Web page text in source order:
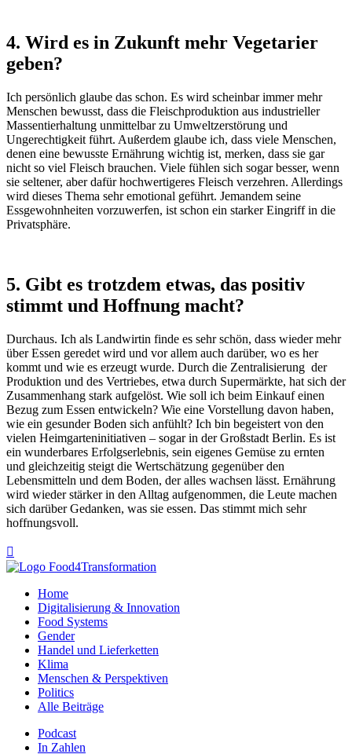
4. Wird es in Zukunft mehr Vegetarier
geben?
Ich persönlich glaube das schon. Es wird scheinbar immer mehr
Menschen bewusst, dass die Fleischproduktion aus industrieller
Massentierhaltung unmittelbar zu Umweltzerstörung und
Ungerechtigkeit führt. Außerdem glaube ich, dass viele Menschen,
denen eine bewusste Ernährung wichtig ist, merken, dass sie gar
nicht so viel Fleisch brauchen. Viele fühlen sich sogar besser, wenn
sie seltener, aber dafür hochwertigeres Fleisch verzehren. Allerdings
wird dieses Thema sehr emotional geführt. Jemandem seine
Essgewohnheiten vorzuwerfen, ist schon ein starker Eingriff in die
Privatsphäre.
5. Gibt es trotzdem etwas, das positiv
stimmt und Hoffnung macht?
Durchaus. Ich als Landwirtin finde es sehr schön, dass wieder mehr
über Essen geredet wird und vor allem auch darüber, wo es her
kommt und wie es erzeugt wurde. Durch die Zentralisierung der
Produktion und des Vertriebes, etwa durch Supermärkte, hat sich der
Zusammenhang stark aufgelöst. Wie soll ich beim Einkauf einen
Bezug zum Essen entwickeln? Wie eine Vorstellung davon haben,
wie ein gesunder Boden sich anfühlt? Ich bin begeistert von den
vielen Heimgarteninitiativen – sogar in der Großstadt Berlin. Es ist
ein wunderbares Erfolgserlebnis, sein eigenes Gemüse zu ernten
und gleichzeitig steigt die Wertschätzung gegenüber den
Lebensmitteln und dem Boden, der alles wachsen lässt. Ernährung
wird wieder stärker in den Alltag aufgenommen, die Leute machen
sich darüber Gedanken, was sie essen. Das stimmt mich sehr
hoffnungsvoll.

Home
Digitalisierung & Innovation
Food Systems
Gender
Handel und Lieferketten
Klima
Menschen & Perspektiven
Politics
Alle Beiträge
Podcast
In Zahlen